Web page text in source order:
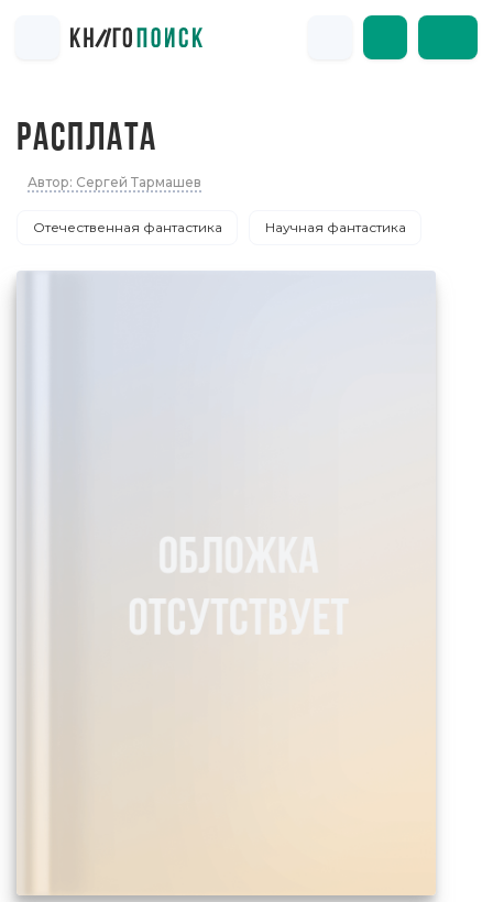
РАСПЛАТА
Автор: Сергей Тармашев
Отечественная фантастика Научная фантастика